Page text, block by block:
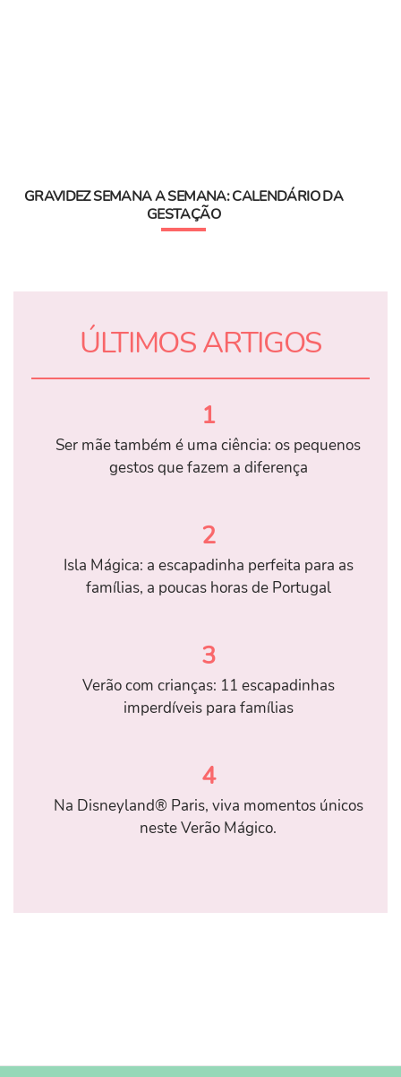
GRAVIDEZ SEMANA A SEMANA: CALENDÁRIO DA
GESTAÇÃO
ÚLTIMOS ARTIGOS
1
Ser mãe também é uma ciência: os pequenos
gestos que fazem a diferença
2
Isla Mágica: a escapadinha perfeita para as
famílias, a poucas horas de Portugal
3
Verão com crianças: 11 escapadinhas
imperdíveis para famílias
4
Na Disneyland® Paris, viva momentos únicos
neste Verão Mágico.